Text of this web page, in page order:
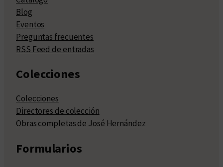
Blog
Eventos
Preguntas frecuentes
RSS Feed de entradas
Colecciones
Colecciones
Directores de colección
Obras completas de José Hernández
Formularios